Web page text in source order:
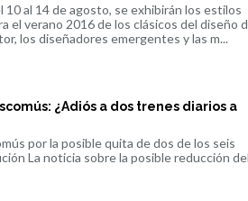
10 al 14 de agosto, se exhibirán los estilos
el verano 2016 de los clásicos del diseño
los diseñadores emergentes y las m...
¿Adiós a dos trenes diarios a
por la posible quita de dos de los seis
La noticia sobre la posible reducción